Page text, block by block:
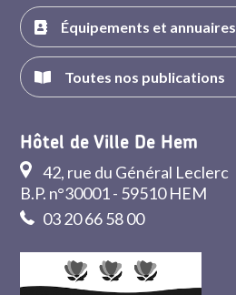
Équipements et annuaires
Toutes nos publications
Hôtel de Ville De Hem
42, rue du Général Leclerc
B.P. n°30001 - 59510 HEM
03 20 66 58 00